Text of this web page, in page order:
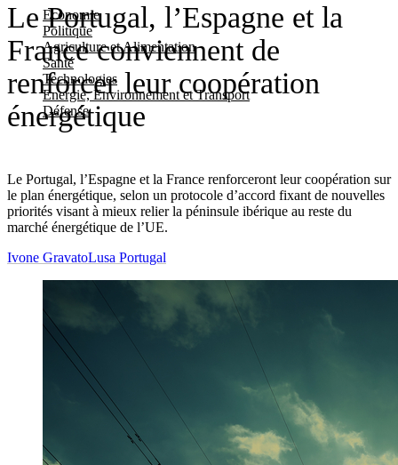
Economie
Politique
Agriculture et Alimentation
Santé
Technologies
Energie, Environnement et Transport
Défense
Le Portugal, l’Espagne et la
France conviennent de
renforcer leur coopération
énergétique
Le Portugal, l’Espagne et la France renforceront leur coopération sur
le plan énergétique, selon un protocole d’accord fixant de nouvelles
priorités visant à mieux relier la péninsule ibérique au reste du
marché énergétique de l’UE.
Ivone GravatoLusa Portugal